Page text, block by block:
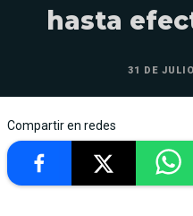
hasta
31 DE
Compartir en redes